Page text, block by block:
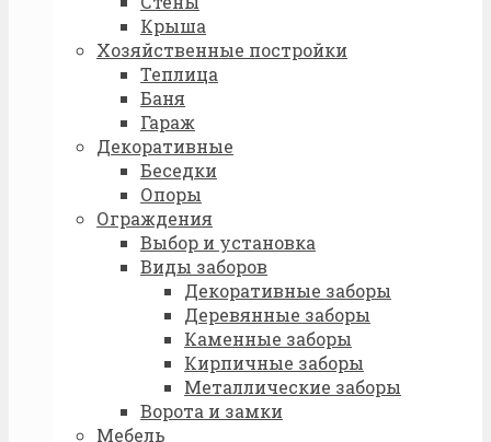
Крыша
Хозяйственные постройки
Теплица
Баня
Гараж
Декоративные
Беседки
Опоры
Ограждения
Выбор и установка
Виды заборов
Декоративные заборы
Деревянные заборы
Каменные заборы
Кирпичные заборы
Металлические заборы
Ворота и замки
Мебель